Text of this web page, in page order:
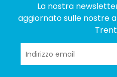
La nostra
aggiornato sulle nostre